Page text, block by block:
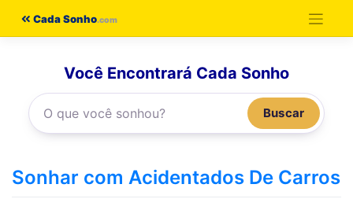
Cada Sonho
Você Encontrará Cada Sonho
Buscar
Sonhar com Acidentados De Carros